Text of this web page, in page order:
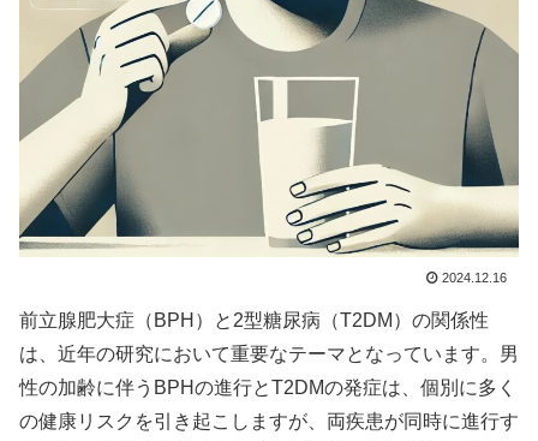
2024.12.16
前立腺肥大症（BPH）と2型糖尿病（T2DM）の関係性
は、近年の研究において重要なテーマとなっています。男
性の加齢に伴うBPHの進行とT2DMの発症は、個別に多く
の健康リスクを引き起こしますが、両疾患が同時に進行す